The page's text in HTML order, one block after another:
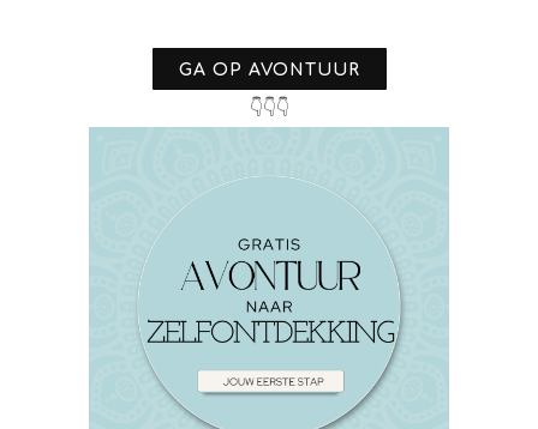
GA OP AVONTUUR
👇👇👇